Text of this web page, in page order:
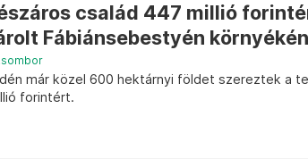
család 447 millió
Fábiánsebestyén környékén
már közel 600 hektárnyi földet szereztek a
forintért.